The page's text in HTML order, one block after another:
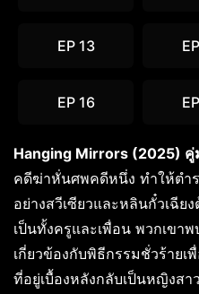
EP 13
EP 16
Hanging Mirrors (2025)
คดีฆ่าหั่นศพคดีหนึ่ง ทำให้ตำ
อย่างสวีเซียวและหลินกั๋วเฉีย
เป็นทั้งครูและเพื่อน พวกเขา
เกี่ยวข้องกับพิธีกรรมชั่วร้ายเ
ที่อยู่เบื้องหลังกลับเป็นหญิงส